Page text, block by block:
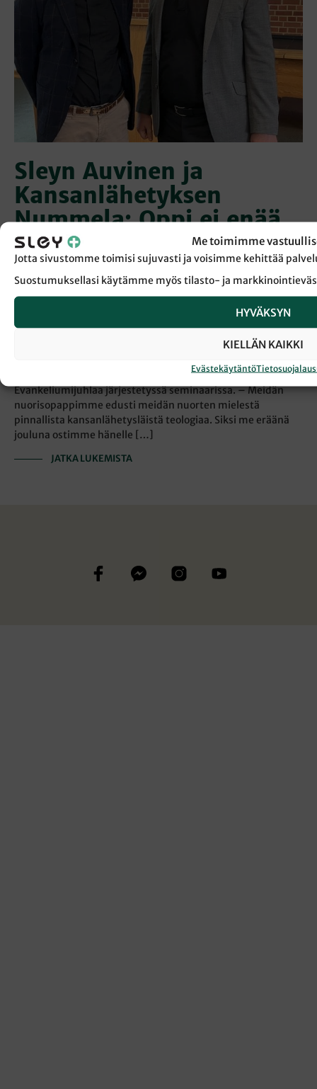
Me toimimme
Jotta sivustomme toimisi sujuvasti ja voisimme kehittää
Suostumuksellasi käytämme myös tilasto- ja
HYVÄKSYN
KIELLÄN KAIKKI
Evästekäytäntö
Sleyn Auvinen ja
Kansanlähetyksen
Nummela: Oppi ei enää
ole esteenä yhteydelle
kirjoittaja ESSI TUOMALA 1.7.2025
”Sleyhyn pitää syntyä, Kansanlähetykseen voi myös liittyä”,
”Muroman kasteoppi erottaa viidesläiset edelleen
evankelisista”, ja muita kärjistyksiä. Herätysliikkeet tekevät
yhä tiiviimpää yhteistyötä, mutta onko niillä edelleen
Tätä pohdittiin Karkun opiston kirkkosalissa ennen
Evankeliumijuhlaa järjestetyssä seminaarissa. – Meidän
nuorisopappimme edusti meidän nuorten mielestä
pinnallista kansanlähetysläistä teologiaa. Siksi me eräänä
jouluna ostimme hänelle […]
JATKA LUKEMISTA